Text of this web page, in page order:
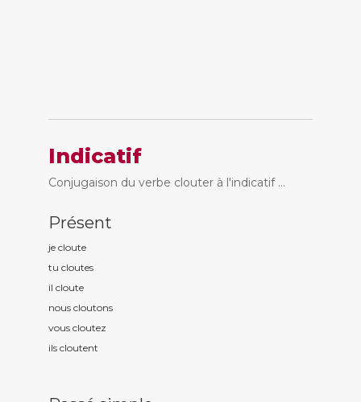
Indicatif
Conjugaison du verbe clouter à l'indicatif ...
Présent
je cloute
tu cloutes
il cloute
nous cloutons
vous cloutez
ils cloutent